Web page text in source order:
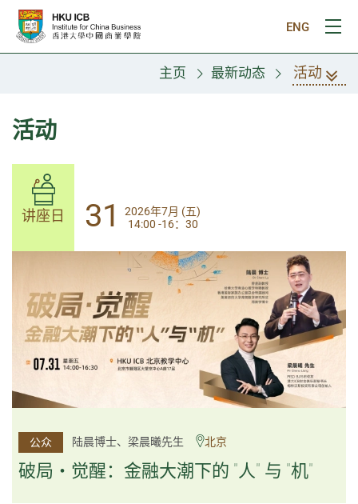
跳往主要内容
ENG
打
主页 最新动态 活动
活动
讲座日 31
2026年7月 (五)
14:00-17:30
公众 杨文斌先生、邱良弼先生 广州
逻辑×算法：重塑资产配置内核
逻辑×算法：重塑资产配置内核
讲座日 31
2026年7月 (五)
14:00 -16：30
公众 陆晨博士、梁晨曦先生 北京
破局・觉醒：金融大潮下的 "人" 与 "机"